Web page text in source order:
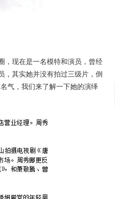
，现在是一名模特和演员，曾经
，其实她并没有拍过三级片，倒
气，我们来了解一下她的演绎